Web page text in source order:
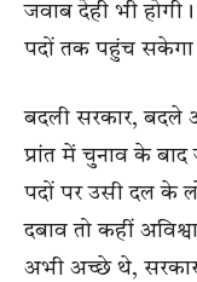
जवाब देही भी
पदों तक पहुंच
बदली सरकार, बदले
प्रांत में चुनाव के
पदों पर उसी दल के
दबाव तो कहीं
अभी अच्छे थे,